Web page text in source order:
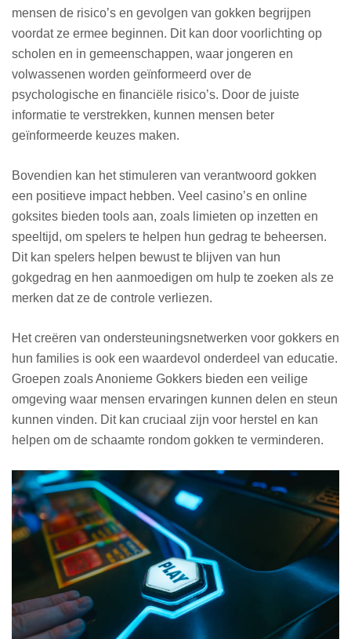
mensen de risico’s en gevolgen van gokken begrijpen
voordat ze ermee beginnen. Dit kan door voorlichting op
scholen en in gemeenschappen, waar jongeren en
volwassenen worden geïnformeerd over de
psychologische en financiële risico’s. Door de juiste
informatie te verstrekken, kunnen mensen beter
geïnformeerde keuzes maken.
Bovendien kan het stimuleren van verantwoord gokken
een positieve impact hebben. Veel casino’s en online
goksites bieden tools aan, zoals limieten op inzetten en
speeltijd, om spelers te helpen hun gedrag te beheersen.
Dit kan spelers helpen bewust te blijven van hun
gokgedrag en hen aanmoedigen om hulp te zoeken als ze
merken dat ze de controle verliezen.
Het creëren van ondersteuningsnetwerken voor gokkers en
hun families is ook een waardevol onderdeel van educatie.
Groepen zoals Anonieme Gokkers bieden een veilige
omgeving waar mensen ervaringen kunnen delen en steun
kunnen vinden. Dit kan cruciaal zijn voor herstel en kan
helpen om de schaamte rondom gokken te verminderen.